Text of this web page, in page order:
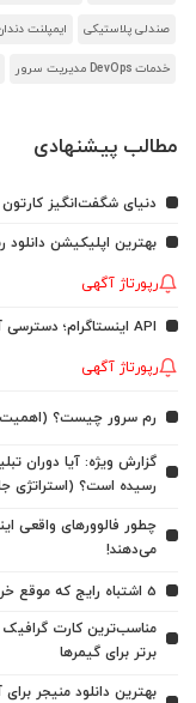
صندلی پلاستیکی ایمپلنت
خدمات DevOps مدیریت سرور
مطالب پیشنهادی
دنیای شگفت‌انگیز
بهترین اپلیکیشن دانلود
رپورتاژ آگهی
API اینستاگرام؛ دسترسی آسان، سریع و بدون محدودیت به اطلاعات اینستاگرام
رپورتاژ آگهی
رم سرور چیست؟ (اهمیت
گزارش ویژه: آیا دوران
رسیده است؟ (استراتژی
چطور فالوورهای واقعی
می‌دهند!
5 اشتباه رایج که موقع خرید ساعت هوشمند طرح اپل واچ نباید انجام بدید!
برتر برای گیمرها
بهترین دانلود منیجر